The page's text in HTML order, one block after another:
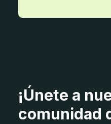
¡Únete a
comunidad